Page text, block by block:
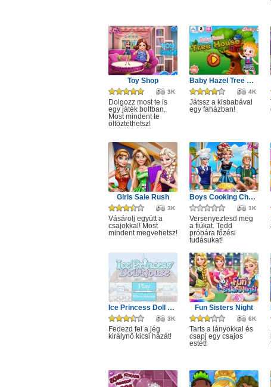
Toy Shop
3K
Dolgozz most te is
egy játék boltban.
Most mindent te
öltöztethetsz!
Baby Hazel Tree House
4K
Játssz a kisbabával
egy faházban!
Girls Sale Rush
3K
Vásárolj együtt a
csajokkal! Most
mindent megvehetsz!
Boys Cooking Challenge
1K
Versenyeztesd meg
a fiúkat. Tedd
próbára főzési
tudásukat!
Ice Princess Doll House
3K
Fedezd fel a jég
királynő kicsi házát!
Fun Sisters Night
6K
Tarts a lányokkal és
csapj egy csajos
estét!